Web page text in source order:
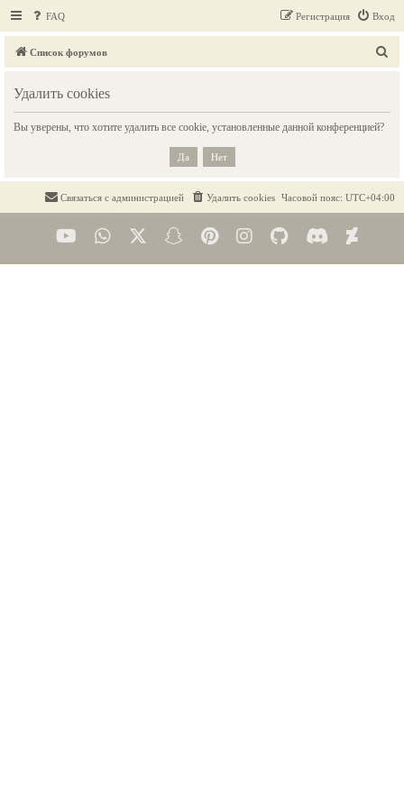
FAQ Вход
Регистрация
Список форумов
с
Удалить cookies
Вы уверены, что хотите удалить все cookie, установленные данной конференцией?
Часовой пояс: UTC+04:00
Удалить cookies
Связаться с администрацией